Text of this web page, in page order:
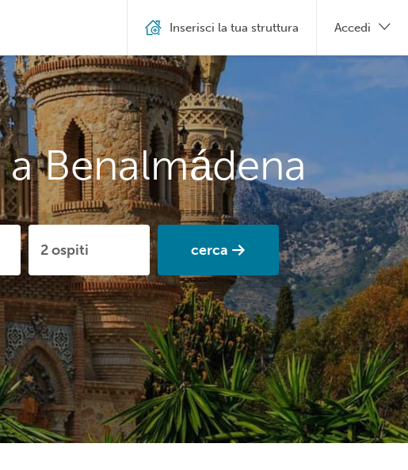
Benalmádena
cerca
Inserisci la tua struttura Accedi